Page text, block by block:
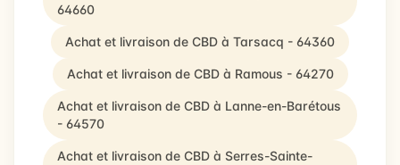
64660
Achat et livraison de CBD à Tarsacq - 64360
Achat et livraison de CBD à Ramous - 64270
Achat et livraison de CBD à Lanne-en-Barétous
- 64570
Achat et livraison de CBD à Serres-Sainte-